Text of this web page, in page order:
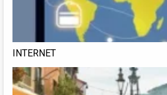
INTERNET